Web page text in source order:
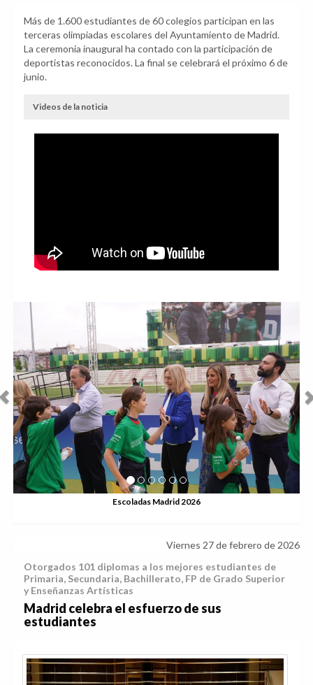
Más de 1.600 estudiantes de 60 colegios participan en las
terceras olimpiadas escolares del Ayuntamiento de Madrid.
La ceremonia inaugural ha contado con la participación de
deportistas reconocidos. La final se celebrará el próximo 6 de
junio.
Videos de la noticia
Escoladas
Anterior
Viernes 27 de febrero de 2026
Otorgados 101 diplomas a los mejores estudiantes de
Primaria, Secundaria, Bachillerato, FP de Grado Superior
y Enseñanzas Artísticas
Madrid celebra el esfuerzo de sus
estudiantes